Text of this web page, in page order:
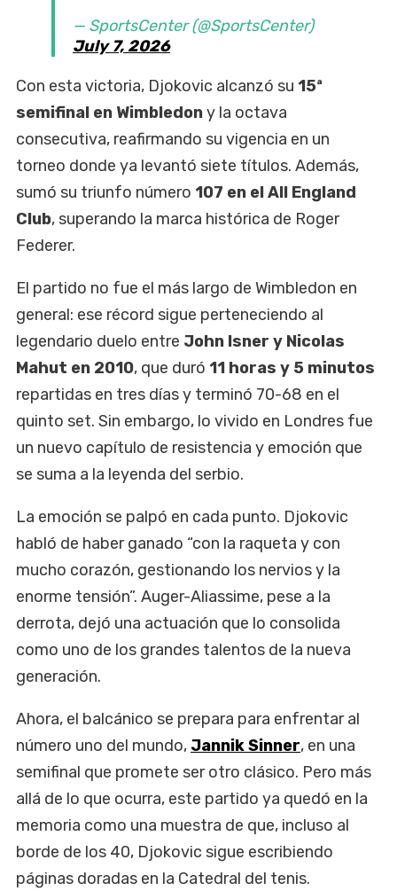
— SportsCenter (@SportsCenter)
July 7, 2026
Con esta victoria, Djokovic alcanzó su 15ª
semifinal en Wimbledony la octava
consecutiva, reafirmando su vigencia en un
torneo donde ya levantó siete títulos. Además,
sumó su triunfo número 107 en el All England
Club, superando la marca histórica de Roger
Federer.
El partido no fue el más largo de Wimbledon en
general: ese récord sigue perteneciendo al
legendario duelo entre John Isner y Nicolas
Mahut en 2010, que duró 11 horas y 5 minutos
repartidas en tres días y terminó 70-68 en el
quinto set. Sin embargo, lo vivido en Londres fue
un nuevo capítulo de resistencia y emoción que
se suma a la leyenda del serbio.
La emoción se palpó en cada punto. Djokovic
habló de haber ganado “con la raqueta y con
mucho corazón, gestionando los nervios y la
enorme tensión”. Auger-Aliassime, pese a la
derrota, dejó una actuación que lo consolida
como uno de los grandes talentos de la nueva
generación.
Ahora, el balcánico se prepara para enfrentar al
número uno del mundo, Jannik Sinner, en una
semifinal que promete ser otro clásico. Pero más
allá de lo que ocurra, este partido ya quedó en la
memoria como una muestra de que, incluso al
borde de los 40, Djokovic sigue escribiendo
páginas doradas en la Catedral del tenis.